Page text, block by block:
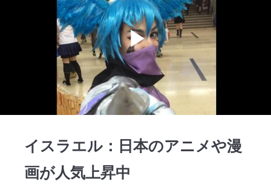
Play
イスラエル：日本のアニメや漫
画が人気上昇中